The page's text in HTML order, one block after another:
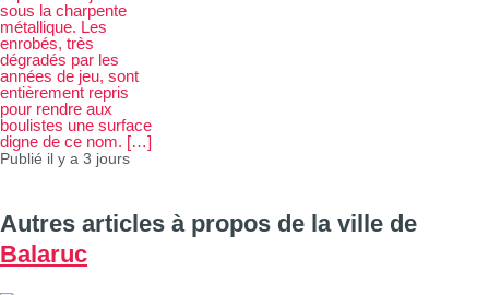
sous la charpente
métallique. Les
enrobés, très
dégradés par les
années de jeu, sont
entièrement repris
pour rendre aux
boulistes une surface
digne de ce nom. […]
Publié il y a 3 jours
Autres articles à propos de la ville de
Balaruc